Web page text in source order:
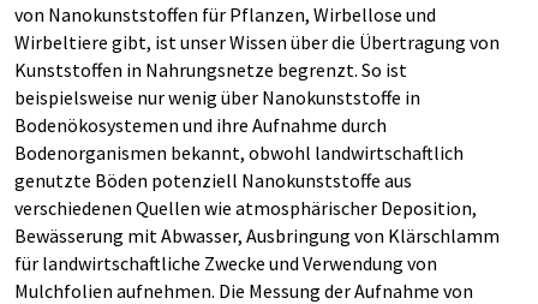
von Nanokunststoffen für Pflanzen, Wirbellose und
Wirbeltiere gibt, ist unser Wissen über die Übertragung von
Kunststoffen in Nahrungsnetze begrenzt. So ist
beispielsweise nur wenig über Nanokunststoffe in
Bodenökosystemen und ihre Aufnahme durch
Bodenorganismen bekannt, obwohl landwirtschaftlich
genutzte Böden potenziell Nanokunststoffe aus
verschiedenen Quellen wie atmosphärischer Deposition,
Bewässerung mit Abwasser, Ausbringung von Klärschlamm
für landwirtschaftliche Zwecke und Verwendung von
Mulchfolien aufnehmen. Die Messung der Aufnahme von